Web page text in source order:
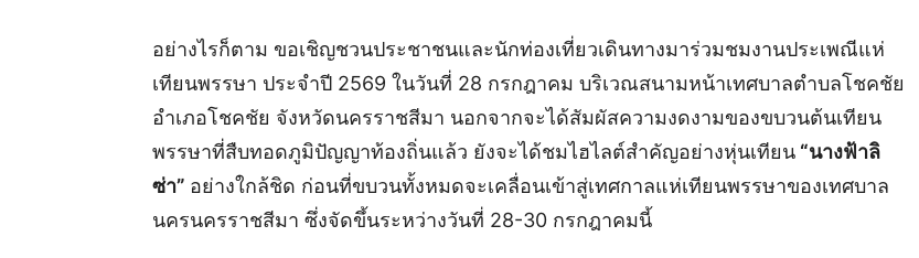
อย่างไรก็ตาม ขอเชิญชวนประชาชนและนักท่องเที่ยวเดินทางมาร่วมชมงานประเพณีแห่
เทียนพรรษา ประจำปี 2569 ในวันที่ 28 กรกฎาคม บริเวณสนามหน้าเทศบาลตำบลโชคชัย
อำเภอโชคชัย จังหวัดนครราชสีมา นอกจากจะได้สัมผัสความงดงามของขบวนต้นเทียน
พรรษาที่สืบทอดภูมิปัญญาท้องถิ่นแล้ว ยังจะได้ชมไฮไลต์สำคัญอย่างหุ่นเทียน “นางฟ้าลิ
ซ่า” อย่างใกล้ชิด ก่อนที่ขบวนทั้งหมดจะเคลื่อนเข้าสู่เทศกาลแห่เทียนพรรษาของเทศบาล
นครนครราชสีมา ซึ่งจัดขึ้นระหว่างวันที่ 28-30 กรกฎาคมนี้